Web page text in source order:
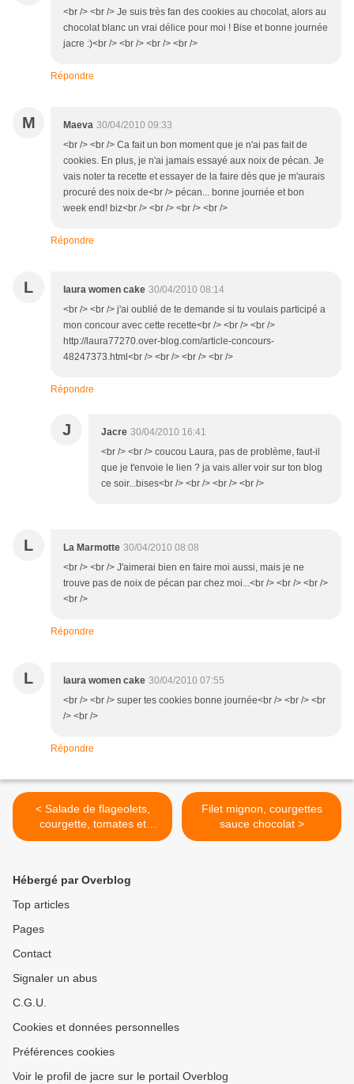
<br /> <br /> Je suis très fan des cookies au chocolat, alors au
chocolat blanc un vrai délice pour moi ! Bise et bonne journée
jacre :)<br /> <br /> <br /> <br />
Répondre
M Maeva 30/04/2010 09:33
<br /> <br /> Ca fait un bon moment que je n'ai pas fait de
cookies. En plus, je n'ai jamais essayé aux noix de pécan. Je
vais noter ta recette et essayer de la faire dès que je m'aurais
procuré des noix de<br /> pécan... bonne journée et bon
week end! biz<br /> <br /> <br /> <br />
Répondre
L laura women cake 30/04/2010 08:14
<br /> <br /> j'ai oublié de te demande si tu voulais participé a
mon concour avec cette recette<br /> <br /> <br />
http://laura77270.over-blog.com/article-concours-
48247373.html<br /> <br /> <br /> <br />
Répondre
J Jacre 30/04/2010 16:41
<br /> <br /> coucou Laura, pas de problème, faut-il
que je t'envoie le lien ? ja vais aller voir sur ton blog
ce soir...bises<br /> <br /> <br /> <br />
L La Marmotte 30/04/2010 08:08
<br /> <br /> J'aimerai bien en faire moi aussi, mais je ne
trouve pas de noix de pécan par chez moi...<br /> <br /> <br />
<br />
Répondre
L laura women cake 30/04/2010 07:55
<br /> <br /> super tes cookies bonne journée<br /> <br /> <br
/> <br />
Répondre
< Salade de flageolets,
courgette, tomates et
vinaigre balsamique
Filet mignon, courgettes
sauce chocolat >
Hébergé par Overblog
Top articles
Pages
Contact
Signaler un abus
C.G.U.
Cookies et données personnelles
Préférences cookies
Voir le profil de jacre sur le portail Overblog